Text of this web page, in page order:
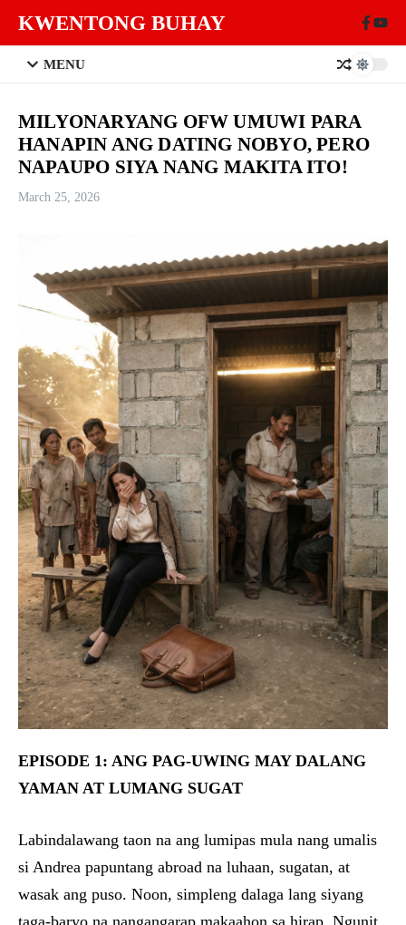
KWENTONG BUHAY
MENU
MILYONARYANG OFW UMUWI PARA
HANAPIN ANG DATING NOBYO, PERO
NAPAUPO SIYA NANG MAKITA ITO!
March 25, 2026
EPISODE 1: ANG PAG-UWING MAY DALANG
YAMAN AT LUMANG SUGAT
Labindalawang taon na ang lumipas mula nang umalis
si Andrea papuntang abroad na luhaan, sugatan, at
wasak ang puso. Noon, simpleng dalaga lang siyang